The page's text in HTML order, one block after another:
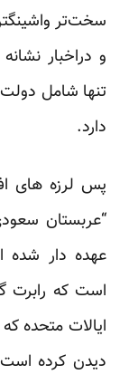
سخت‌تر
و دراخبار
تنها شامل دولت
دارد.
پس لرزه های
“عربستان
عهده دار شده
است که رابرت
ایالات متحده
دیدن کرده